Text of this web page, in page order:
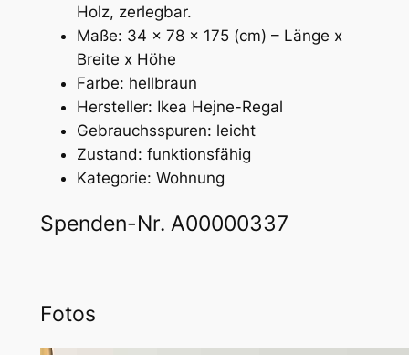
Holz, zerlegbar.
Maße: 34 x 78 x 175 (cm) – Länge x
Breite x Höhe
Farbe: hellbraun
Hersteller: Ikea Hejne-Regal
Gebrauchsspuren: leicht
Zustand: funktionsfähig
Kategorie: Wohnung
Spenden-Nr. A00000337
Fotos